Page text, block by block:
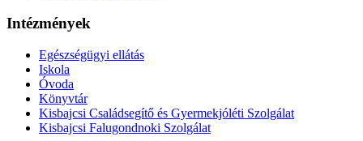
Intézmények
Egészségügyi ellátás
Iskola
Óvoda
Könyvtár
Kisbajcsi Családsegítő és Gyermekjóléti Szolgálat
Kisbajcsi Falugondnoki Szolgálat